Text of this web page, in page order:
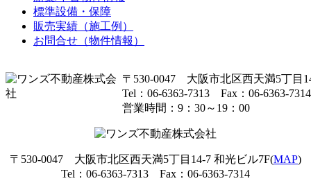
標準設備・保障
販売実績（施工例）
お問合せ（物件情報）
〒530-0047 大阪市北区西天満5丁目
Tel：06-6363-7313 Fax：06-6363-7314
営業時間：9：30～19：00
〒530-0047 大阪市北区西天満5丁目14-7 和光ビル7F(MAP)
Tel：06-6363-7313 Fax：06-6363-7314